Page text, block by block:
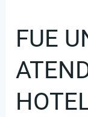
FUE
FUE
UN
GUSTO
EN